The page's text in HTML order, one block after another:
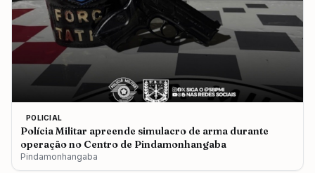
POLICIAL
Polícia Militar apreende simulacro de arma durante
operação no Centro de Pindamonhangaba
Pindamonhangaba